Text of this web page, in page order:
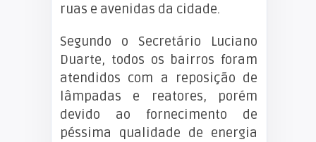
ruas e avenidas da cidade.
Segundo o Secretário Luciano
Duarte, todos os bairros foram
atendidos com a reposição de
lâmpadas e reatores, porém
devido ao fornecimento de
péssima qualidade de energia